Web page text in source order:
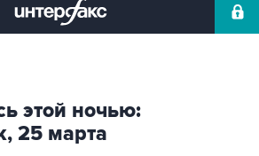
этой ночью:
25 марта